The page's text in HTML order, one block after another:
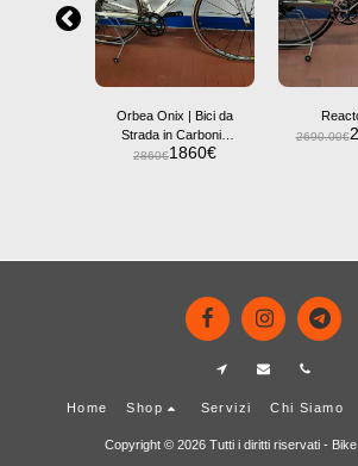
Orbea Onix | Bici da
Strada in Carbonio
con Campagnolo
2860€1860€
2690.00€
Home Shop Servizi Chi Siamo
Copyright © 2026 Tutti i diritti riservati -